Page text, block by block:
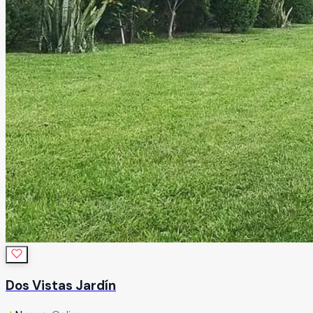
Dos Vistas Jardín